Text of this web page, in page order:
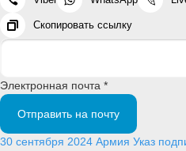
Скопировать ссылку
Электронная почта *
Отправить на почту
30 сентября 2024 Армия Указ